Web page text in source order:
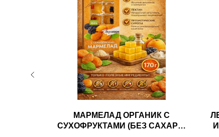
МАРМЕЛАД ОРГАНИК С
СУХОФРУКТАМИ (БЕЗ САХАРА)